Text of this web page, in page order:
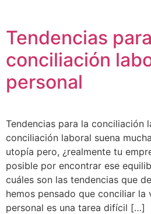
Tendencias
conciliación
personal
Tendencias para la
conciliación laboral suena
utopía pero, ¿realmente tu
posible por encontrar ese
cuáles son las tendencias que
hemos pensado que conciliar la
personal es una tarea difícil […]